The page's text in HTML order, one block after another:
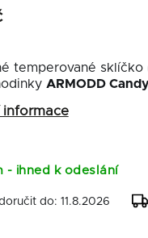
temperované
ARMODD
informace
- ihned k odeslání
do: 11.8.2026